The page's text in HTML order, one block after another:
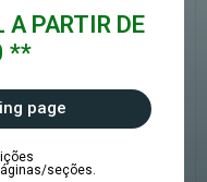
PARTIR DE
**
page
seções.